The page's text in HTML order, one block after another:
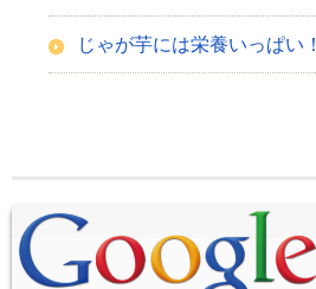
じゃが芋には栄養いっぱい！